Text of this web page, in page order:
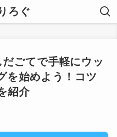
ろぐ
ごてで手軽にウッ
を始めよう！コツ
紹介